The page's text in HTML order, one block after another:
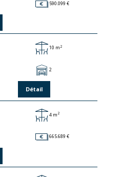
590.099 €
10 m2
2
Détail
4 m2
665.689 €